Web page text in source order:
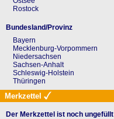
Rostock
Bundesland/Provinz
Bayern
Mecklenburg-Vorpommern
Niedersachsen
Sachsen-Anhalt
Schleswig-Holstein
Thüringen
Merkzettel
Der Merkzettel ist noch ungefüllt